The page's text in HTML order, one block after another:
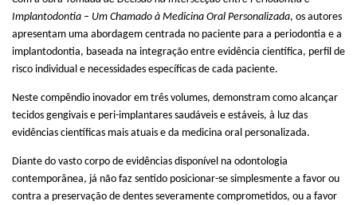
Implantodontia – Um Chamado à Medicina Oral Personalizada, os autores
apresentam uma abordagem centrada no paciente para a periodontia e a
implantodontia, baseada na integração entre evidência científica, perfil de
risco individual e necessidades específicas de cada paciente.
Neste compêndio inovador em três volumes, demonstram como alcançar
tecidos gengivais e peri-implantares saudáveis e estáveis, à luz das
evidências científicas mais atuais e da medicina oral personalizada.
Diante do vasto corpo de evidências disponível na odontologia
contemporânea, já não faz sentido posicionar-se simplesmente a favor ou
contra a preservação de dentes severamente comprometidos, ou a favor